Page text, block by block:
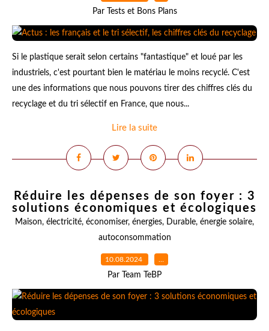
Par Tests et Bons Plans
Si le plastique serait selon certains "fantastique" et loué par les
industriels, c'est pourtant bien le matériau le moins recyclé. C'est
une des informations que nous pouvons tirer des chiffres clés du
recyclage et du tri sélectif en France, que nous...
Lire la suite
Réduire les dépenses de son foyer : 3
solutions économiques et écologiques
Maison, électricité, économiser, énergies, Durable, énergie solaire,
autoconsommation
10.08.2024 …
Par Team TeBP